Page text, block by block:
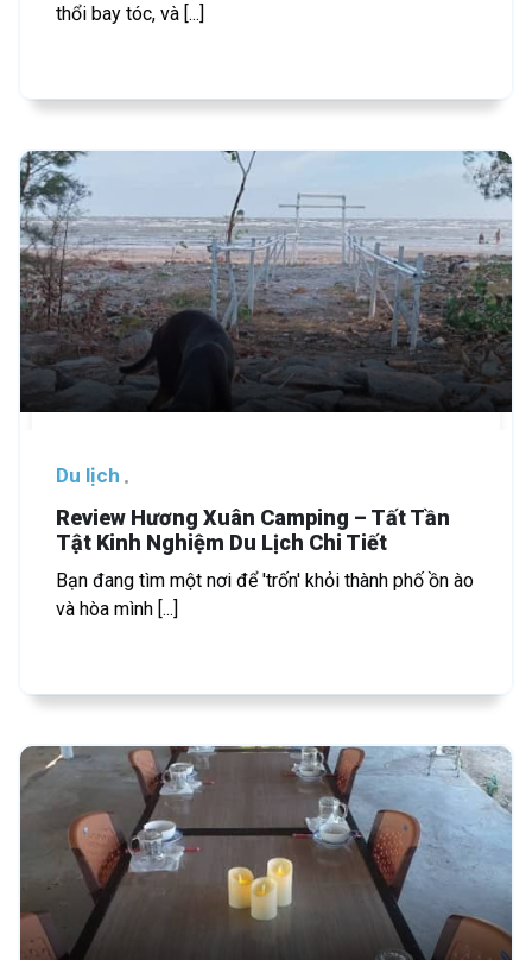
thổi bay tóc, và [...]
Du lịch
Review Hương Xuân Camping – Tất Tần
Tật Kinh Nghiệm Du Lịch Chi Tiết
Bạn đang tìm một nơi để 'trốn' khỏi thành phố ồn ào
và hòa mình [...]